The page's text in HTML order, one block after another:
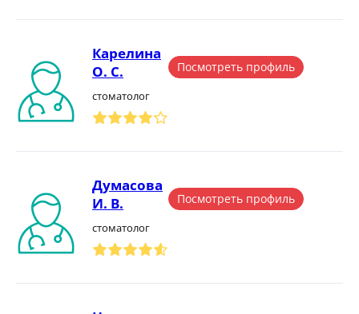
Карелина
О. С.
стоматолог
Посмотреть профиль
Думасова
И. В.
стоматолог
Посмотреть профиль